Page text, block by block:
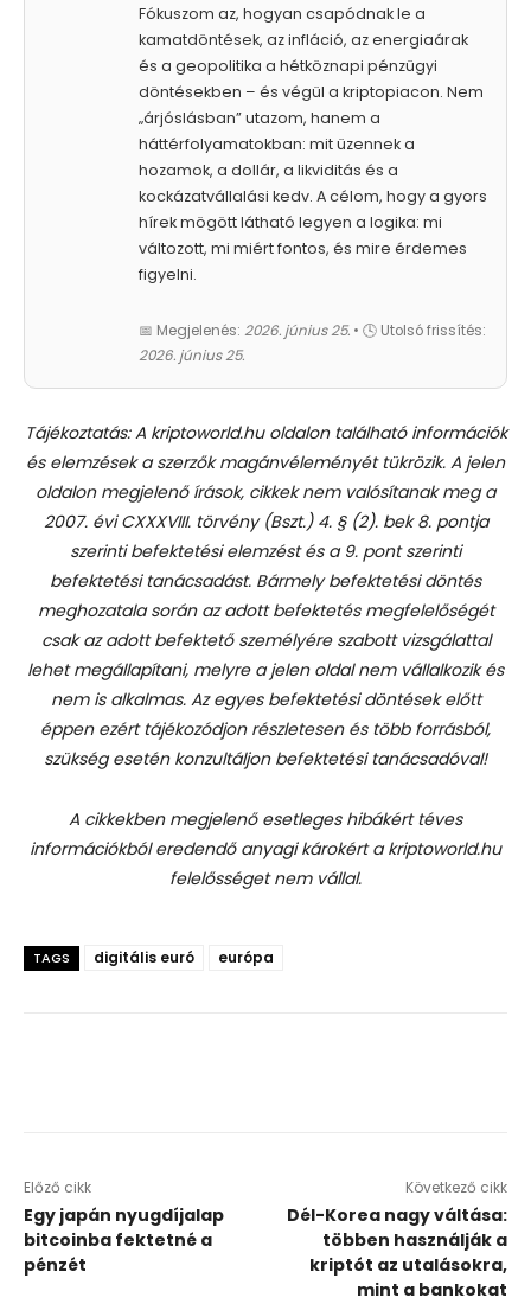
Fókuszom az, hogyan csapódnak le a
kamatdöntések, az infláció, az energiaárak
és a geopolitika a hétköznapi pénzügyi
döntésekben – és végül a kriptopiacon. Nem
„árjóslásban” utazom, hanem a
háttérfolyamatokban: mit üzennek a
hozamok, a dollár, a likviditás és a
kockázatvállalási kedv. A célom, hogy a gyors
hírek mögött látható legyen a logika: mi
változott, mi miért fontos, és mire érdemes
figyelni.
📅 Megjelenés: 2026. június 25. • 🕓 Utolsó frissítés:
2026. június 25.
Tájékoztatás: A kriptoworld.hu oldalon található információk
és elemzések a szerzők magánvéleményét tükrözik. A jelen
oldalon megjelenő írások, cikkek nem valósítanak meg a
2007. évi CXXXVIII. törvény (Bszt.) 4. § (2). bek 8. pontja
szerinti befektetési elemzést és a 9. pont szerinti
befektetési tanácsadást. Bármely befektetési döntés
meghozatala során az adott befektetés megfelelőségét
csak az adott befektető személyére szabott vizsgálattal
lehet megállapítani, melyre a jelen oldal nem vállalkozik és
nem is alkalmas. Az egyes befektetési döntések előtt
éppen ezért tájékozódjon részletesen és több forrásból,
szükség esetén konzultáljon befektetési tanácsadóval!
A cikkekben megjelenő esetleges hibákért téves
információkból eredendő anyagi károkért a kriptoworld.hu
felelősséget nem vállal.
TAGS digitális euró európa
Előző cikk
Egy japán nyugdíjalap
bitcoinba fektetné a
pénzét
Következő cikk
Dél-Korea nagy váltása:
többen használják a
kriptót az utalásokra,
mint a bankokat